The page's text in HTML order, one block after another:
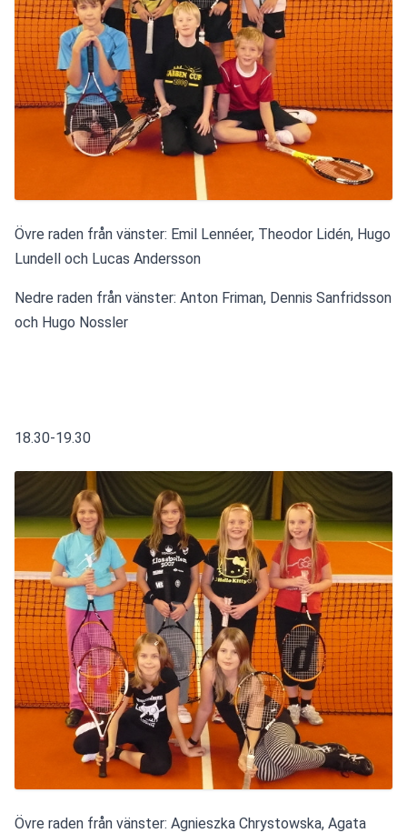
Övre raden från vänster: Emil Lennéer, Theodor Lidén, Hugo
Lundell och Lucas Andersson
Nedre raden från vänster: Anton Friman, Dennis Sanfridsson
och Hugo Nossler
18.30-19.30
Övre raden från vänster: Agnieszka Chrystowska, Agata